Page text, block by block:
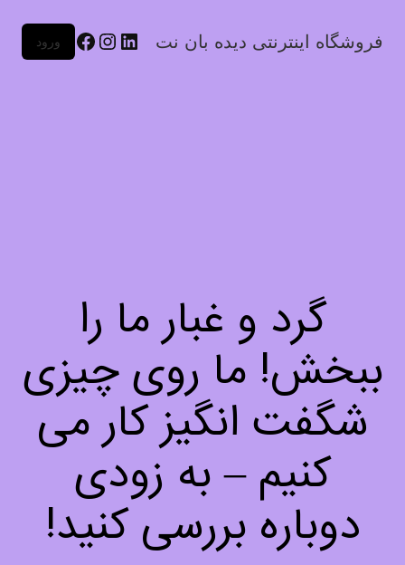
فروشگاه اینترنتی دیده بان نت ورود
گرد و غبار ما را
ببخش! ما روی چیزی
شگفت انگیز کار می
کنیم – به زودی
دوباره بررسی کنید!